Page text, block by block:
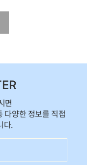
면
다양한 정보를 직접
다.